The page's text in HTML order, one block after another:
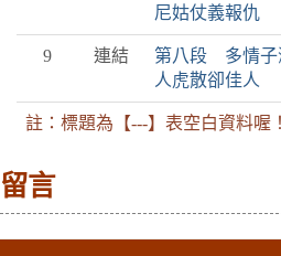
尼姑仗義報仇
9 連結
第八段 多情
人虎散卻佳人
註：標題為【---】表空白資料喔！
留言